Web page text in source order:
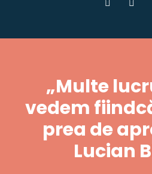
„Multe
vedem
prea de
Lucian